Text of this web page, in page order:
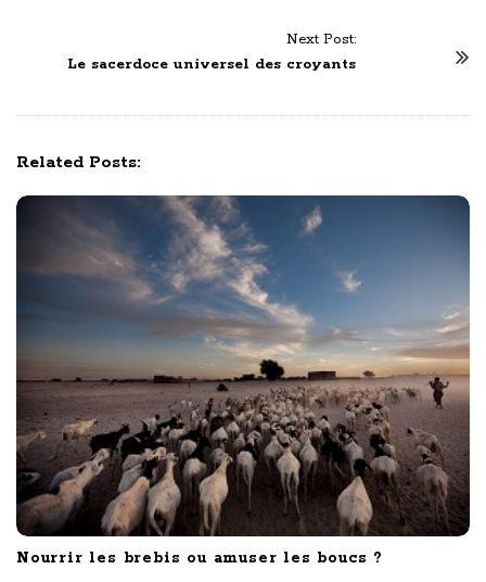
Next Post:
Le sacerdoce universel des croyants
Related Posts:
Nourrir les brebis ou amuser les boucs ?